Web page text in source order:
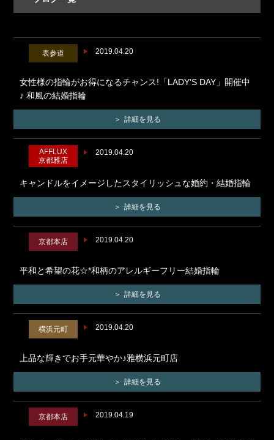
2019.04.20
表参道
女性様の指輪がお得になるチャンス!「LADY’S DAY」開催中
♪ 和風の結婚指輪
詳細を見る
2019.04.20
AFFLUX
京都雅店
キャンドルをイメージしたスタイリッシュな婚約・結婚指輪
詳細を見る
2019.04.20
京都本店
平和と希望の花☆*和柄のアレルギーフリー結婚指輪
詳細を見る
2019.04.20
横浜元町
上品な輝きでお手元華やか♪雅横浜元町店
詳細を見る
2019.04.19
京都本店